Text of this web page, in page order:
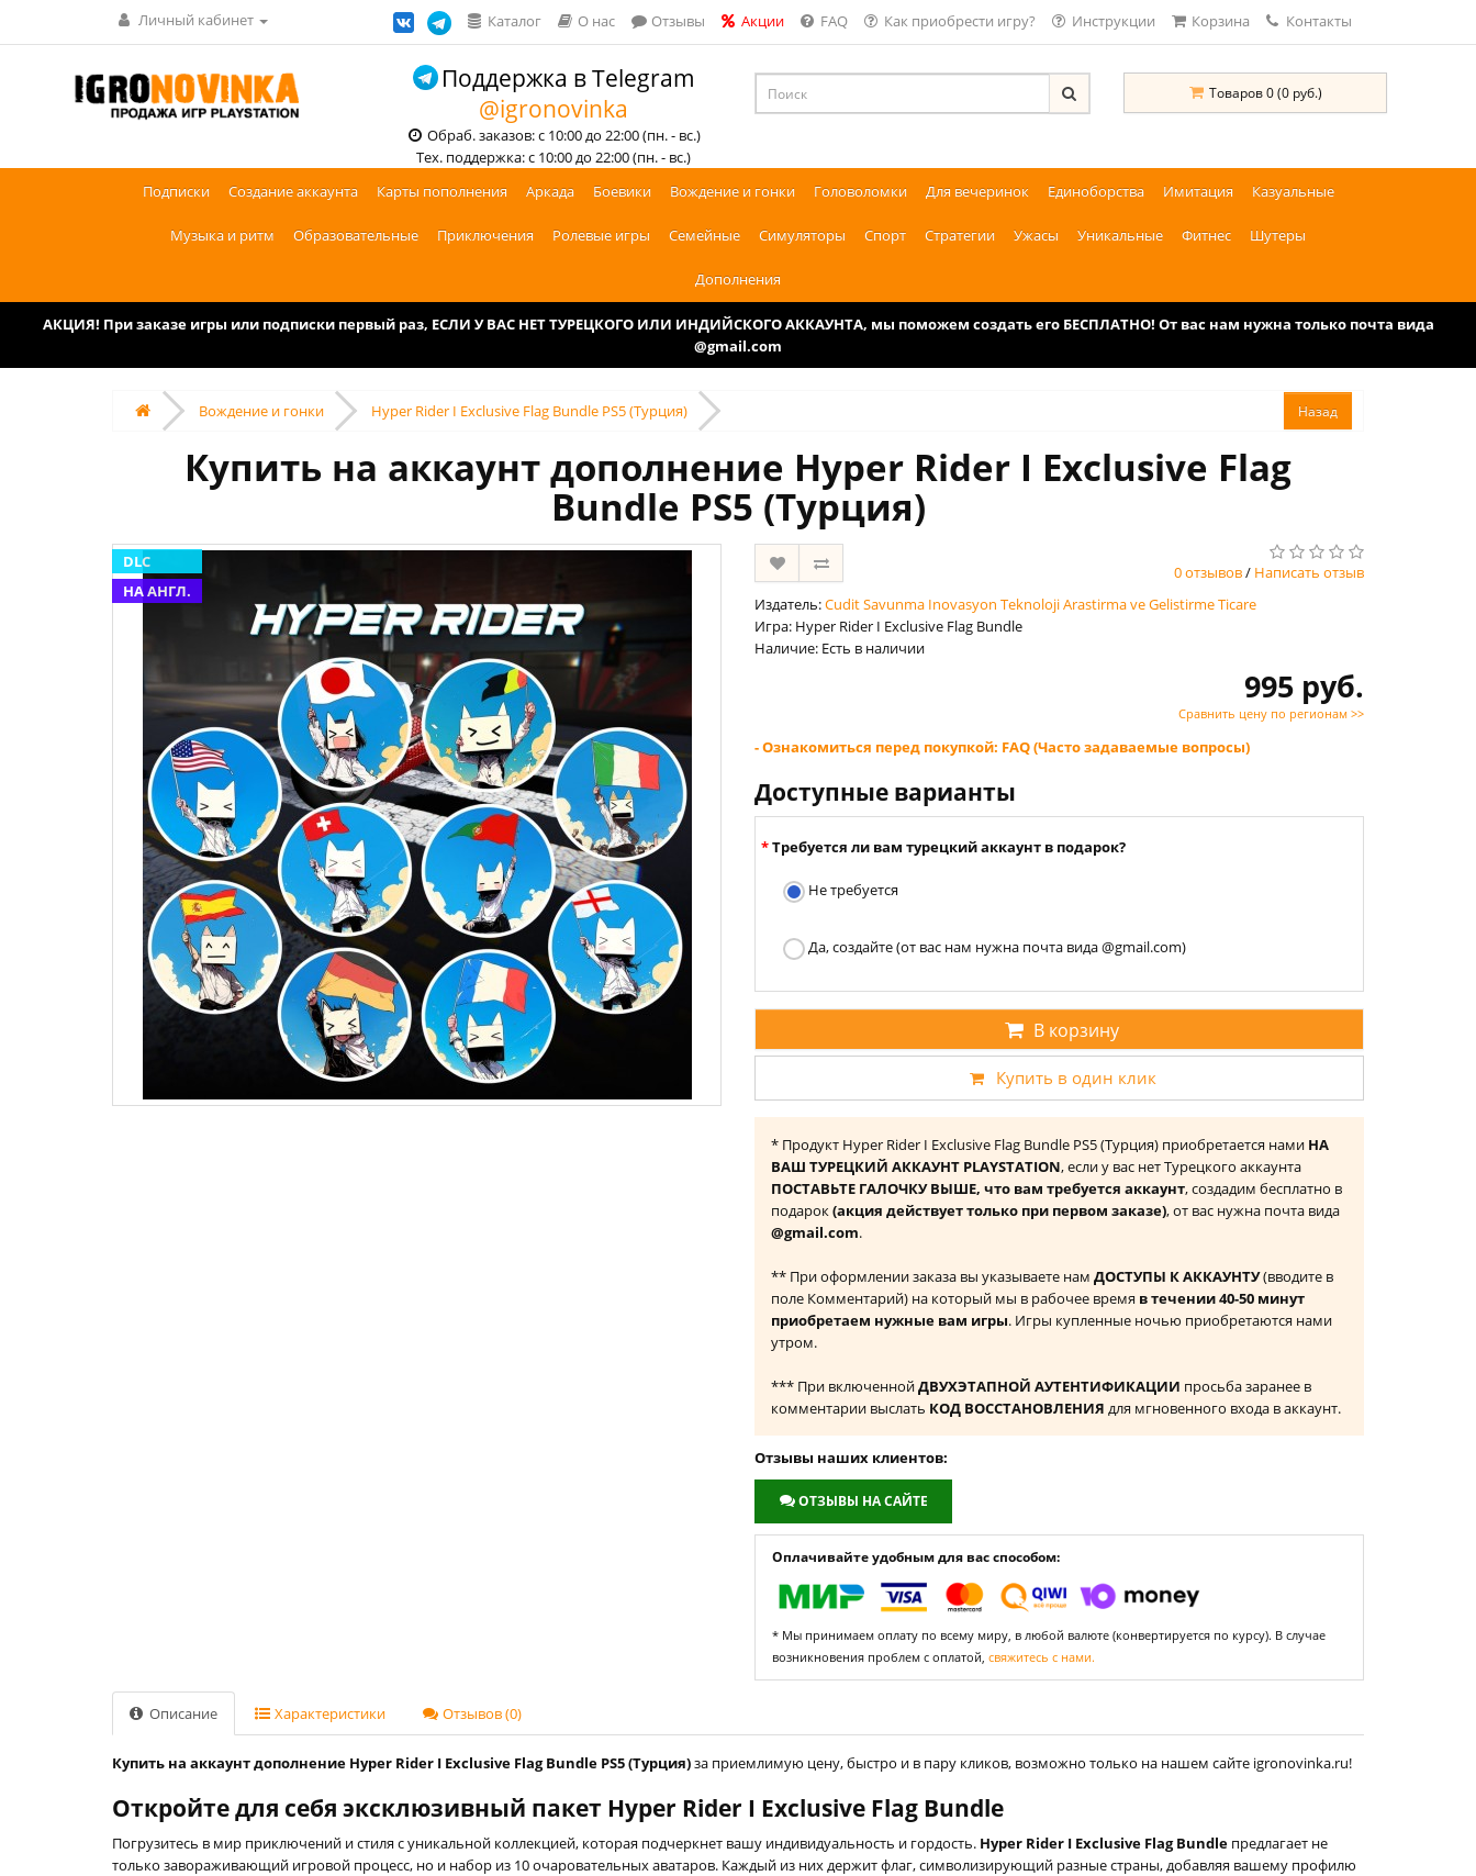
Личный кабинет Каталог О нас Отзывы Акции FAQ Как приобрести игру? Инструкции Корзина Контакты
Поддержка в Telegram
@igronovinka
Обраб. заказов: с 10:00 до 22:00 (пн. - вс.)
Тех. поддержка: с 10:00 до 22:00 (пн. - вс.)
Товаров 0 (0 руб.)
Подписки Создание аккаунта Карты пополнения Аркада Боевики Вождение и гонки Головоломки Для вечеринок Единоборства Имитация Казуальные
Музыка и ритм Образовательные Приключения Ролевые игры Семейные Симуляторы Спорт Стратегии Ужасы Уникальные Фитнес Шутеры
Дополнения
АКЦИЯ! При заказе игры или подписки первый раз, ЕСЛИ У ВАС НЕТ ТУРЕЦКОГО ИЛИ ИНДИЙСКОГО АККАУНТА, мы поможем создать его БЕСПЛАТНО! От вас нам нужна только почта вида
@gmail.com
Вождение и гонки Hyper Rider I Exclusive Flag Bundle PS5 (Турция)
Купить на аккаунт дополнение Hyper Rider I Exclusive Flag
Bundle PS5 (Турция)
DLC
НА АНГЛ.
0 отзывов/ Написать отзыв
Издатель:Cudit Savunma Inovasyon Teknoloji Arastirma ve Gelistirme Ticare
Игра: Hyper Rider I Exclusive Flag Bundle
Наличие: Есть в наличии
995 руб.
Сравнить цену по регионам >>
- Ознакомиться перед покупкой: FAQ (Часто задаваемые вопросы)
Доступные варианты
Требуется ли вам турецкий аккаунт в подарок?
Не требуется
Да, создайте (от вас нам нужна почта вида @gmail.com)
В корзину
Купить в один клик
* Продукт Hyper Rider I Exclusive Flag Bundle PS5 (Турция) приобретается нами НА
ВАШ ТУРЕЦКИЙ АККАУНТ PLAYSTATION, если у вас нет Турецкого аккаунта
ПОСТАВЬТЕ ГАЛОЧКУ ВЫШЕ, что вам требуется аккаунт, создадим бесплатно в
подарок(акция действует только при первом заказе), от вас нужна почта вида
@gmail.com.
** При оформлении заказа вы указываете нам ДОСТУПЫ К АККАУНТУ(вводите в
поле Комментарий) на который мы в рабочее время в течении 40-50 минут
приобретаем нужные вам игры. Игры купленные ночью приобретаются нами
утром.
*** При включеннойДВУХЭТАПНОЙ АУТЕНТИФИКАЦИИ просьба заранее в
комментарии выслать КОД ВОССТАНОВЛЕНИЯ для мгновенного входа в аккаунт.
Отзывы наших клиентов:
ОТЗЫВЫ НА САЙТЕ
Оплачивайте удобным для вас способом:
* Мы принимаем оплату по всему миру, в любой валюте (конвертируется по курсу). В случае
возникновения проблем с оплатой, свяжитесь с нами.
Описание Характеристики Отзывов (0)
Купить на аккаунт дополнение Hyper Rider I Exclusive Flag Bundle PS5 (Турция)за приемлимую цену, быстро и в пару кликов, возможно только на нашем сайте igronovinka.ru!
Откройте для себя эксклюзивный пакет Hyper Rider I Exclusive Flag Bundle
Погрузитесь в мир приключений и стиля с уникальной коллекцией, которая подчеркнет вашу индивидуальность и гордость. Hyper Rider I Exclusive Flag Bundle предлагает не
только завораживающий игровой процесс, но и набор из 10 очаровательных аватаров. Каждый из них держит флаг, символизирующий разные страны, добавляя вашему профилю